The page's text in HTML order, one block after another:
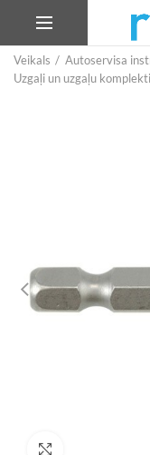
Veikals
Autoservisa
Uzgaļi un uzgaļu komplekti